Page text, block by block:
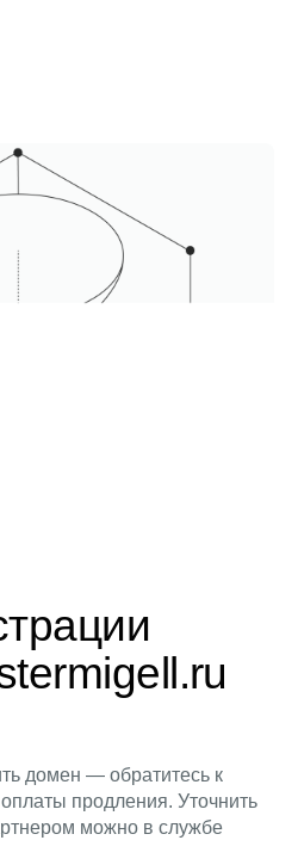
домен — обратитесь к
продления. Уточнить
можно в службе